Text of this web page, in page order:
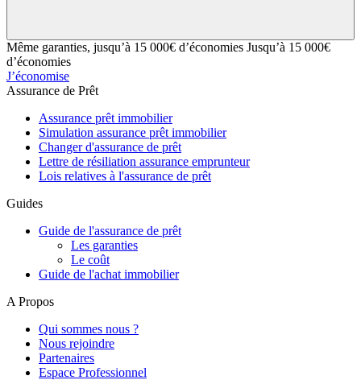
Même garanties, jusqu’à 15 000€ d’économies Jusqu’à 15 000€
d’économies
J’économise
Assurance de Prêt
Assurance prêt immobilier
Simulation assurance prêt immobilier
Changer d'assurance de prêt
Lettre de résiliation assurance emprunteur
Lois relatives à l'assurance de prêt
Guides
Guide de l'assurance de prêt
Les garanties
Le coût
Guide de l'achat immobilier
A Propos
Qui sommes nous ?
Nous rejoindre
Partenaires
Espace Professionnel